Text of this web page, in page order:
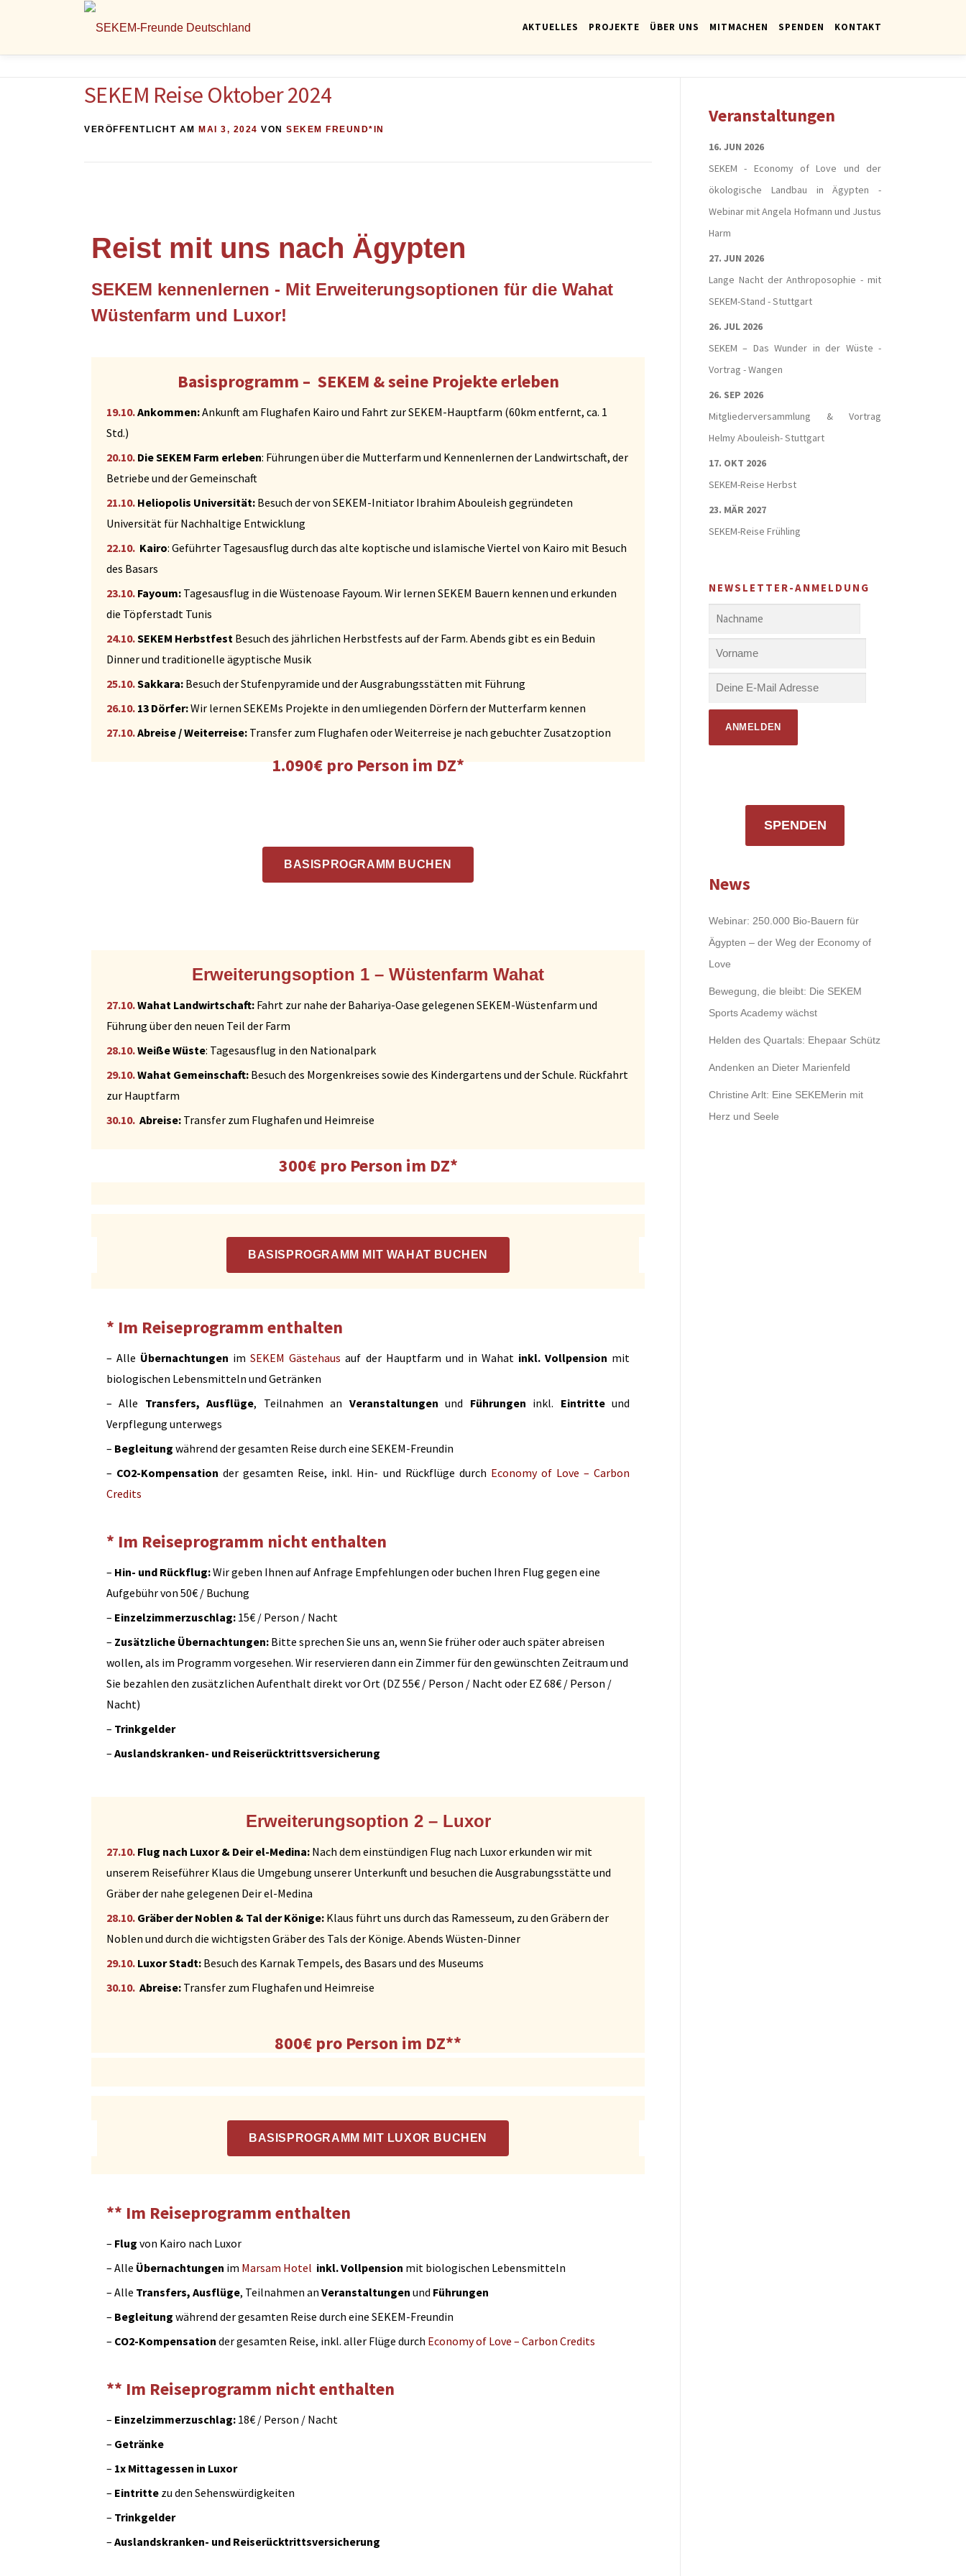
AKTUELLES PROJEKTE ÜBER UNS MITMACHEN SPENDEN KONTAKT
SEKEM Reise Oktober 2024
VERÖFFENTLICHT AM MAI 3, 2024 VON SEKEM FREUND*IN
Reist mit uns nach Ägypten
SEKEM kennenlernen - Mit Erweiterungsoptionen für die Wahat
Wüstenfarm und Luxor!
Basisprogramm – SEKEM & seine Projekte erleben
19.10.Ankommen:Ankunft am Flughafen Kairo und Fahrt zur SEKEM-Hauptfarm (60km entfernt, ca. 1
Std.)
20.10. Die SEKEM Farm erleben: Führungen über die Mutterfarm und Kennenlernen der Landwirtschaft, der
Betriebe und der Gemeinschaft
21.10. Heliopolis Universität: Besuch der von SEKEM-Initiator Ibrahim Abouleish gegründeten
Universität für Nachhaltige Entwicklung
22.10. Kairo: Geführter Tagesausflug durch das alte koptische und islamische Viertel von Kairo mit Besuch
des Basars
23.10. Fayoum: Tagesausflug in die Wüstenoase Fayoum. Wir lernen SEKEM Bauern kennen und erkunden
die Töpferstadt Tunis
24.10.SEKEM Herbstfest Besuch des jährlichen Herbstfests auf der Farm. Abends gibt es ein Beduin
Dinner und traditionelle ägyptische Musik
25.10.Sakkara: Besuch der Stufenpyramide und der Ausgrabungsstätten mit Führung
26.10. 13 Dörfer:Wir lernen SEKEMs Projekte in den umliegenden Dörfern der Mutterfarm kennen
27.10.Abreise / Weiterreise: Transfer zum Flughafen oder Weiterreise je nach gebuchter Zusatzoption
1.090€ pro Person im DZ*
BASISPROGRAMM BUCHEN
Erweiterungsoption 1 – Wüstenfarm Wahat
27.10.Wahat Landwirtschaft: Fahrt zur nahe der Bahariya-Oase gelegenen SEKEM-Wüstenfarm und
Führung über den neuen Teil der Farm
28.10.Weiße Wüste: Tagesausflug in den Nationalpark
29.10.Wahat Gemeinschaft: Besuch des Morgenkreises sowie des Kindergartens und der Schule. Rückfahrt
zur Hauptfarm
30.10. Abreise: Transfer zum Flughafen und Heimreise
300€ pro Person im DZ*
BASISPROGRAMM MIT WAHAT BUCHEN
* Im Reiseprogramm enthalten
– Alle Übernachtungen imSEKEM Gästehaus auf der Hauptfarm und in Wahatinkl. Vollpension mit
biologischen Lebensmitteln und Getränken
– Alle Transfers, Ausflüge, Teilnahmen an Veranstaltungen und Führungen inkl. Eintritteund
Verpflegung unterwegs
– Begleitung während der gesamten Reise durch eine SEKEM-Freundin
– CO2-Kompensation der gesamten Reise, inkl. Hin- und Rückflüge durch Economy of Love – Carbon
Credits
* Im Reiseprogramm nicht enthalten
– Hin- und Rückflug:Wir geben Ihnen auf Anfrage Empfehlungen oder buchen Ihren Flug gegen eine
Aufgebühr von 50€ / Buchung
– Einzelzimmerzuschlag: 15€ / Person / Nacht
– Zusätzliche Übernachtungen: Bitte sprechen Sie uns an, wenn Sie früher oder auch später abreisen
wollen, als im Programm vorgesehen. Wir reservieren dann ein Zimmer für den gewünschten Zeitraum und
Sie bezahlen den zusätzlichen Aufenthalt direkt vor Ort (DZ 55€ / Person / Nacht oder EZ 68€ / Person /
Nacht)
– Trinkgelder
– Auslandskranken- und Reiserücktrittsversicherung
Erweiterungsoption 2 – Luxor
27.10. Flug nach Luxor & Deir el-Medina: Nach dem einstündigen Flug nach Luxor erkunden wir mit
unserem Reiseführer Klaus die Umgebung unserer Unterkunft und besuchen die Ausgrabungsstätte und
Gräber der nahe gelegenen Deir el-Medina
28.10. Gräber der Noblen & Tal der Könige: Klaus führt uns durch das Ramesseum, zu den Gräbern der
Noblen und durch die wichtigsten Gräber des Tals der Könige. Abends Wüsten-Dinner
29.10. Luxor Stadt: Besuch des Karnak Tempels, des Basars und des Museums
30.10. Abreise: Transfer zum Flughafen und Heimreise
800€ pro Person im DZ**
BASISPROGRAMM MIT LUXOR BUCHEN
** Im Reiseprogramm enthalten
– Flug von Kairo nach Luxor
– Alle Übernachtungen im Marsam Hotel inkl. Vollpension mit biologischen Lebensmitteln
– Alle Transfers, Ausflüge, Teilnahmen an Veranstaltungen und Führungen
– Begleitung während der gesamten Reise durch eine SEKEM-Freundin
– CO2-Kompensation der gesamten Reise, inkl. aller Flüge durch Economy of Love – Carbon Credits
** Im Reiseprogramm nicht enthalten
– Einzelzimmerzuschlag: 18€ / Person / Nacht
– Getränke
– 1x Mittagessen in Luxor
– Eintritte zu den Sehenswürdigkeiten
– Trinkgelder
– Auslandskranken- und Reiserücktrittsversicherung
Veranstaltungen
16. JUN 2026
SEKEM - Economy of Love und der
ökologische Landbau in Ägypten -
Webinar mit Angela Hofmann und Justus
Harm
27. JUN 2026
Lange Nacht der Anthroposophie - mit
SEKEM-Stand - Stuttgart
26. JUL 2026
SEKEM – Das Wunder in der Wüste -
Vortrag - Wangen
26. SEP 2026
Mitgliederversammlung & Vortrag
Helmy Abouleish- Stuttgart
17. OKT 2026
SEKEM-Reise Herbst
23. MÄR 2027
SEKEM-Reise Frühling
NEWSLETTER-ANMELDUNG
SPENDEN
News
Webinar: 250.000 Bio-Bauern für
Ägypten – der Weg der Economy of
Love
Bewegung, die bleibt: Die SEKEM
Sports Academy wächst
Helden des Quartals: Ehepaar Schütz
Andenken an Dieter Marienfeld
Christine Arlt: Eine SEKEMerin mit
Herz und Seele